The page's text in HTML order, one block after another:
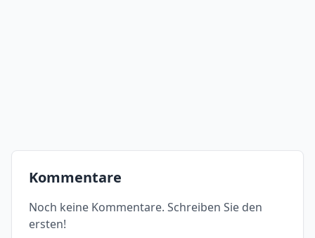
Kommentare
Noch keine Kommentare. Schreiben Sie den
ersten!